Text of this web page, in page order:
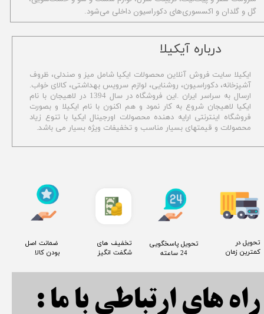
​درباره آیکیلا
ایکیلا سایت فروش آنلاین محصولات ایکیا شامل میز و صندلی، ظروف
آشپزخانه، دکوراسیون، روشنایی، لوازم سرویس بهداشتی، کالای خواب.
ارسال به سراسر ایران .این فروشگاه در سال 1394 در لاهیجان با نام
ایکیا لاهیجان شروع به کار نمود و هم اکنون با نام ایکیلا و بصورت
فروشگاه اینترنتی ارایه دهنده محصولات اورجینال ایکیا با تنوع زیاد
محصولات و قیمتهای بسیار مناسب و تخفیفات ویژه بسیار می باشد.
راه های ارتباطی با ما :
گل و گلدان و اکسسوری‌های دکوراسیون داخلی می‌شود.
​تحویل در
کمترین زمان
​تحویل پاسخگویی
24 ساعته
​تخفیف های
شگفت انگیز
​ ضمانت اصل
بودن کالا